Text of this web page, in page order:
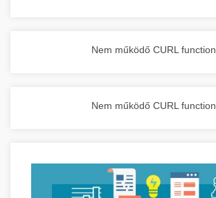
Nem működő CURL function.
Nem működő CURL function.